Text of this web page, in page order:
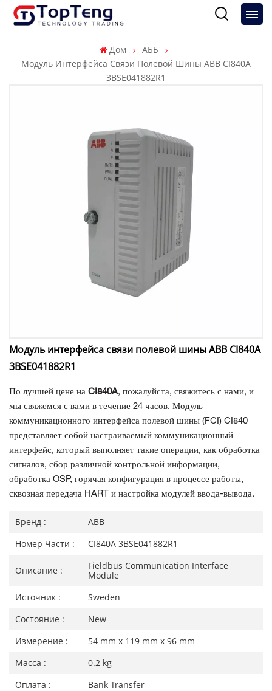
Дом
АББ
Модуль Интерфейса Связи Полевой Шины ABB CI840A
3BSE041882R1
Модуль интерфейса связи полевой шины ABB CI840A
3BSE041882R1
По лучшей цене на CI840A, пожалуйста, свяжитесь с нами, и
мы свяжемся с вами в течение 24 часов. Модуль
коммуникационного интерфейса полевой шины (FCI) CI840
представляет собой настраиваемый коммуникационный
интерфейс, который выполняет такие операции, как обработка
сигналов, сбор различной контрольной информации,
обработка OSP, горячая конфигурация в процессе работы,
сквозная передача HART и настройка модулей ввода-вывода.
Бренд :
ABB
Номер Части :
CI840A 3BSE041882R1
Описание :
Fieldbus Communication Interface
Module
Источник :
Sweden
Состояние :
New
Измерение :
54 mm x 119 mm x 96 mm
Масса :
0.2 kg
Оплата :
Bank Transfer